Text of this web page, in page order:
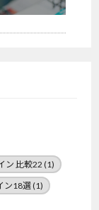
ン 比較22 (1)
ン18選(1)